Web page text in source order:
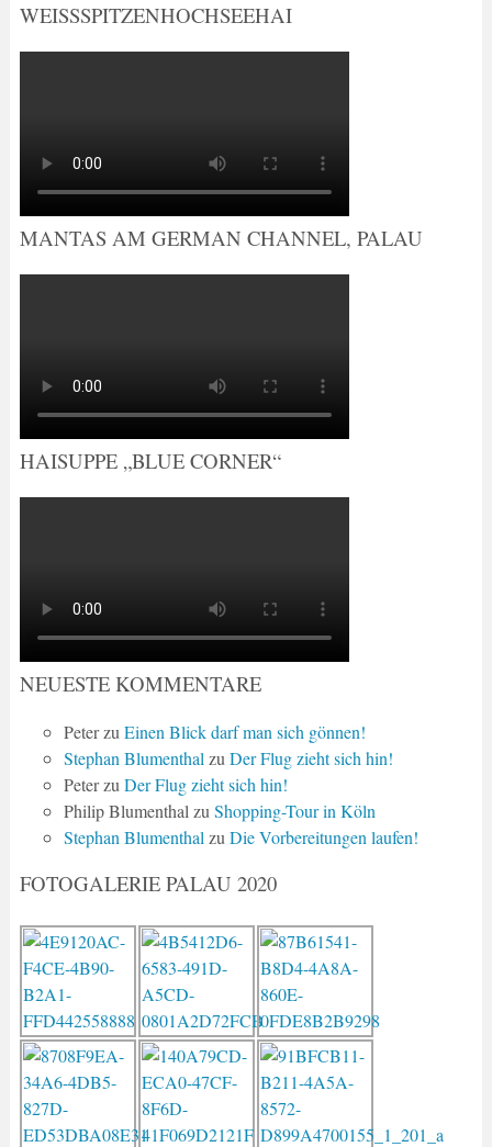
WEISSSPITZENHOCHSEEHAI
MANTAS AM GERMAN CHANNEL, PALAU
HAISUPPE „BLUE CORNER“
NEUESTE KOMMENTARE
PeterzuEinen Blick darf man sich gönnen!
Stephan BlumenthalzuDer Flug zieht sich hin!
PeterzuDer Flug zieht sich hin!
Philip BlumenthalzuShopping-Tour in Köln
Stephan BlumenthalzuDie Vorbereitungen laufen!
FOTOGALERIE PALAU 2020